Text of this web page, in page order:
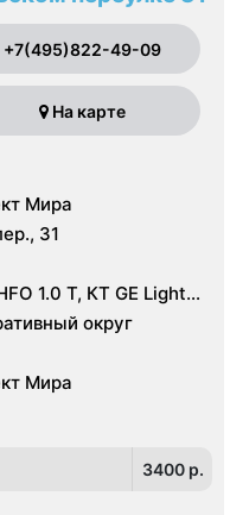
+7(495)822-49-09
На карте
Мира
31
Т, КТ GE Light
Logiq 7, Siemens
округ
Мира
3400 p.